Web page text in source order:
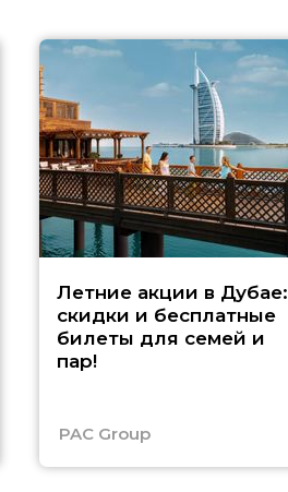
Летние акции в Дубае:
скидки и бесплатные
билеты для семей и
пар!
PAC Group